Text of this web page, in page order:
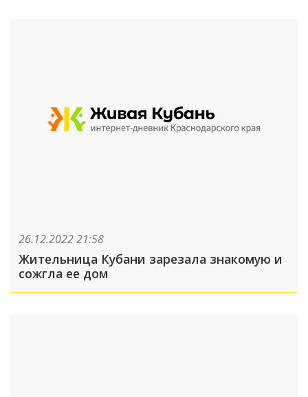
26.12.2022 21:58
Жительница Кубани зарезала знакомую и
сожгла ее дом